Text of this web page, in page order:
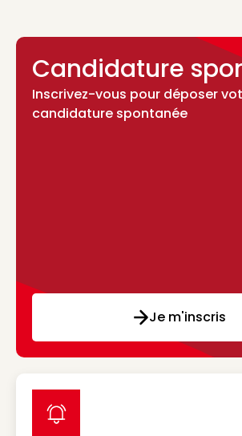
Candidature
Inscrivez-vous pour déposer
candidature spontanée
Je m'inscris
label icon